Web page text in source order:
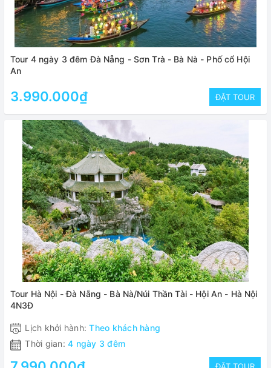
Tour 4 ngày 3 đêm Đà Nẵng - Sơn Trà - Bà Nà - Phố cổ Hội
An
3.990.000₫ ĐẶT TOUR
Tour Hà Nội - Đà Nẵng - Bà Nà/Núi Thần Tài - Hội An - Hà Nội
4N3Đ
Lịch khởi hành:Theo khách hàng
Thời gian: 4 ngày 3 đêm